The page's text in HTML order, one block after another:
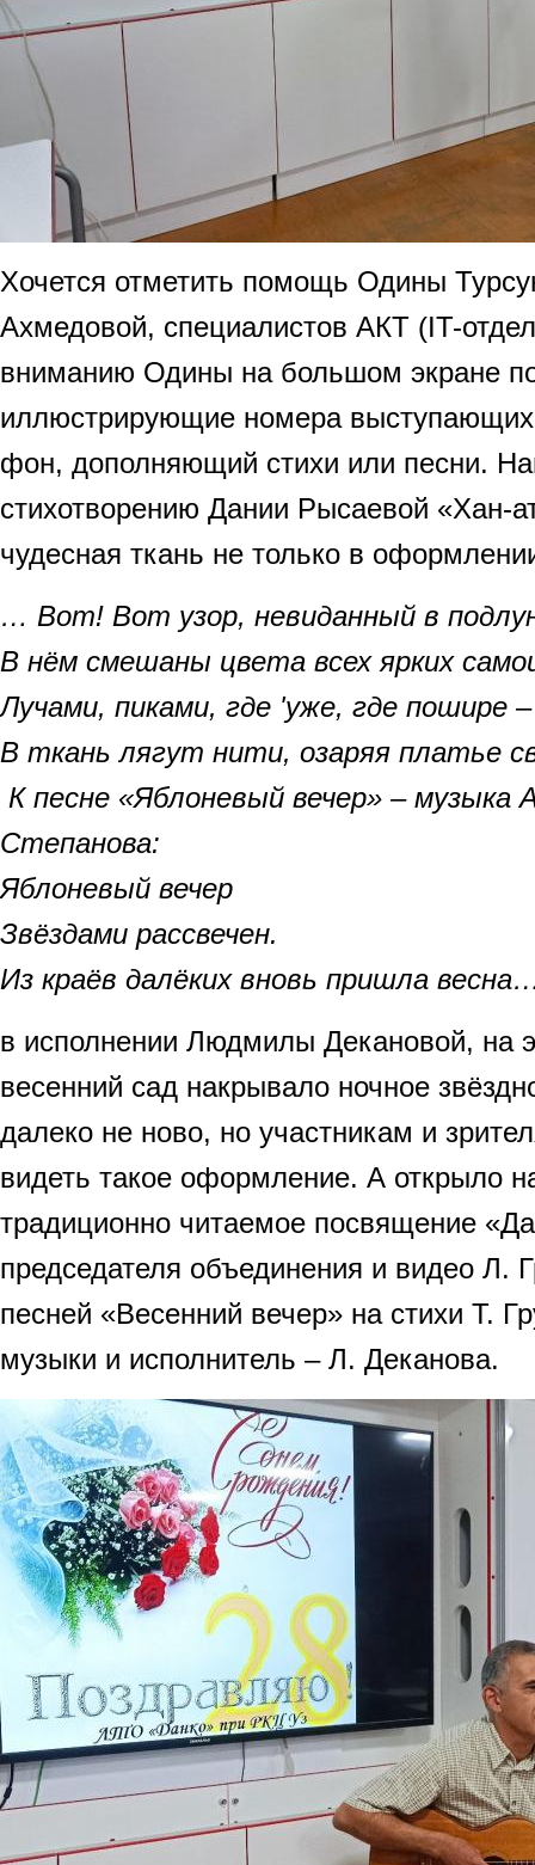
Хочется отметить помощь Одины
Ахмедовой, специалистов АКТ (IT-
вниманию Одины на большом экране
иллюстрирующие номера
фон, дополняющий стихи или песни.
стихотворению Дании Рысаевой «Хан-
чудесная ткань не только в
… Вот! Вот узор, невиданный в
В нём смешаны цвета всех ярких
Лучами, пиками, где 'уже, где пошире –
В ткань лягут нити, озаряя платье
К песне «Яблоневый вечер» – музыка
Степанова:
Яблоневый вечер
Звёздами расcвечен.
Из краёв далёких вновь пришла
в исполнении Людмилы Декановой, на
весенний сад накрывало ночное
далеко не ново, но участникам и
видеть такое оформление. А открыло
традиционно читаемое посвящение
председателя объединения и видео Л.
песней «Весенний вечер» на стихи Т.
музыки и исполнитель – Л. Деканова.